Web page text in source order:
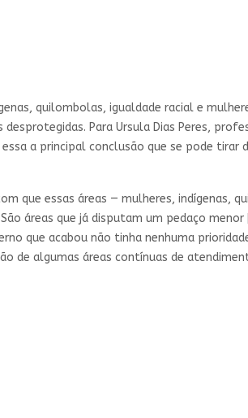
quilombolas, igualdade racial e
Para Ursula Dias Peres,
a principal conclusão que se pode
que essas áreas — mulheres, indígenas,
áreas que já disputam um pedaço
que acabou não tinha nenhuma
de algumas áreas contínuas de